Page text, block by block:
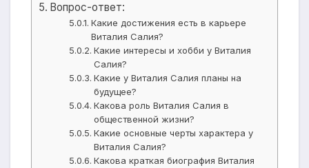
Вопрос-ответ:
Какие достижения есть в карьере
Виталия Салия?
Какие интересы и хобби у Виталия
Салия?
Какие у Виталия Салия планы на
будущее?
Какова роль Виталия Салия в
общественной жизни?
Какие основные черты характера у
Виталия Салия?
Какова краткая биография Виталия